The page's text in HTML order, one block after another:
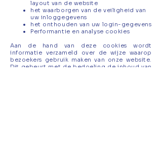
layout van de website
het waarborgen van de veiligheid van
uw inloggegevens
het onthouden van uw login-gegevens
Performantie en analyse cookies
Aan de hand van deze cookies wordt
informatie verzameld over de wijze waarop
bezoekers gebruik maken van onze website.
Dit gebeurt met de bedoeling de inhoud van